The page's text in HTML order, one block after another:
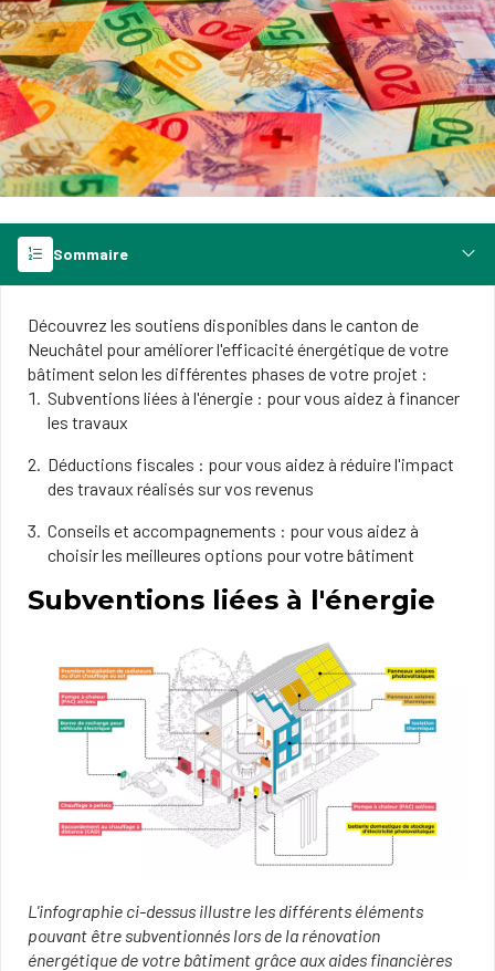
Sommaire
Découvrez les soutiens disponibles dans le canton de
Neuchâtel pour améliorer l'efficacité énergétique de votre
bâtiment​ selon les différentes phases de votre projet :
Subventions liées à l'énergie : pour vous aidez à financer
les travaux
Déductions fiscales : pour vous aidez à réduire l'impact
des travaux réalisés sur vos revenus
Conseils et accompagnements : pour vous aidez à
choisir les meilleures options pour votre bâtiment
Subventions liées à l'énergie
L'infographie ci-dessus illustre les différents éléments
pouvant être subventionnés lors de la rénovation
énergétique de votre bâtiment grâce aux aides financières